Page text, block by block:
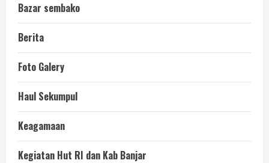
Bazar sembako
Berita
Foto Galery
Haul Sekumpul
Keagamaan
Kegiatan Hut RI dan Kab Banjar